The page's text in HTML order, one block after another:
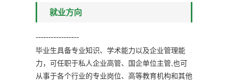
就业方向
-----------------
毕业生具备专业知识、学术能力以及企业管理能
力，可任职于私人企业高管、国企单位主管,也可
从事于各个行业的专业岗位、高等教育机构和其他